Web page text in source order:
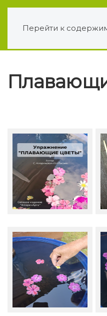
Перейти к